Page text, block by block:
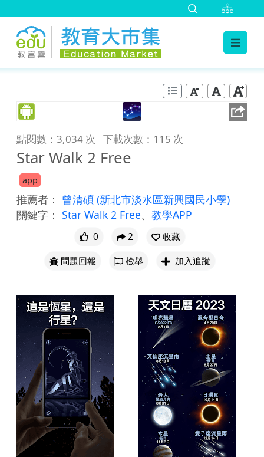
點閱數：3,034 次 下載次數：115 次
Star Walk 2 Free
app
推薦者： 曾清碩 (新北市淡水區新興國民小學)
關鍵字： Star Walk 2 Free、 教學APP
0 2
收藏
問題回報
檢舉 加入追蹤